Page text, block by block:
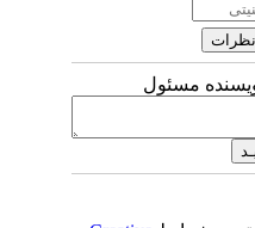
مسئول